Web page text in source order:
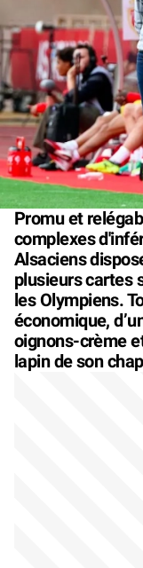
Promu et
complexes
Alsaciens
plusieurs cartes
les Olympiens.
économique,
oignons-crème
lapin de son